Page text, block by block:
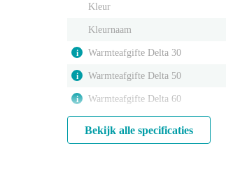
Kleur
Kleurnaam
i Warmteafgifte Delta 30
i Warmteafgifte Delta 50
i Warmteafgifte Delta 60
Bekijk alle specificaties